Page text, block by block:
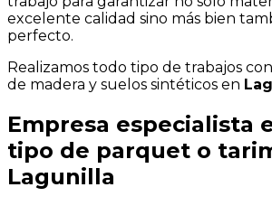
excelente calidad sino más bien
perfecto.
Realizamos todo tipo de trabajos
de madera y suelos sintéticos en
Empresa especialista
tipo de parquet o
Lagunilla